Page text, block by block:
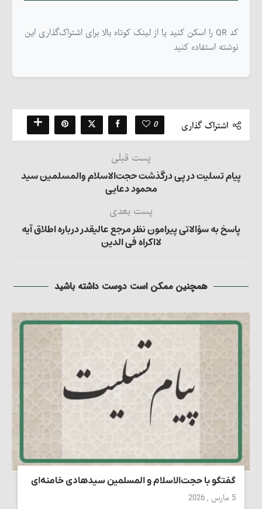
کد QR را اسکن کنید یا از لینک کوتاه بالا برای اشتراک‌گذاری این
نوشته استفاده کنید
اشتراک گذاری 0
پست قبلی
پیام تسلیت در پی درگذشت حجت‌الاسلام والمسلمین سید
محمود دعایی
پست بعدی
پاسخ به سؤالاتی پیرامون نظر مرجع عالیقدر درباره اطلاق آیه
لااکراه فی الدین
همچنین ممکن است دوست داشته باشید
گفتگو با حجت‌الاسلام و المسلمین سیدهادی خامنه‌ای
5 مارس , 2026